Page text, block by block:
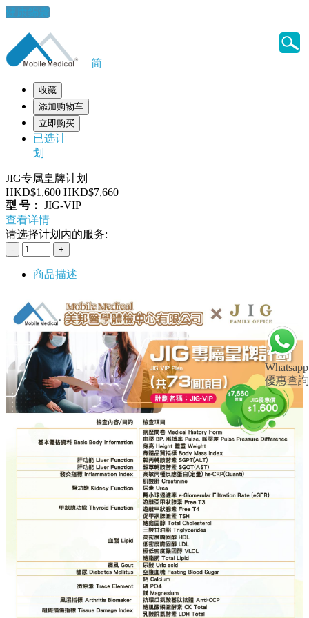
健康錦囊
Whatsapp
優惠查詢
简
收藏
添加购物车
立即购买
已选计
划
JIG专属皇牌计划
HKD$1,600 HKD$7,660
型 号： JIG-VIP
查看详情
请选择计划内的服务:
商品描述